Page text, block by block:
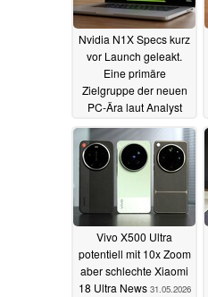
Nvidia N1X Specs kurz
vor Launch geleakt.
Eine primäre
Zielgruppe der neuen
PC-Ära laut Analyst
31.05.2026
Vivo X500 Ultra
potentiell mit 10x Zoom
aber schlechte Xiaomi
18 Ultra News 31.05.2026